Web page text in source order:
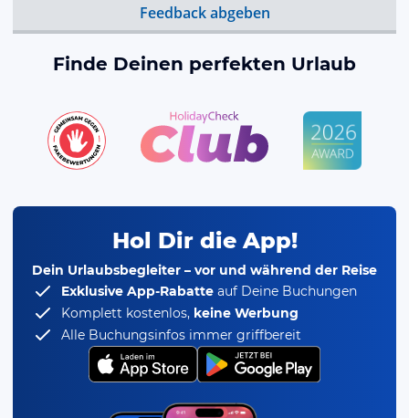
Feedback abgeben
Finde Deinen perfekten Urlaub
Hol Dir die App!
Dein Urlaubsbegleiter – vor und während der Reise
Exklusive App-Rabatte auf Deine Buchungen
Komplett kostenlos, keine Werbung
Alle Buchungsinfos immer griffbereit